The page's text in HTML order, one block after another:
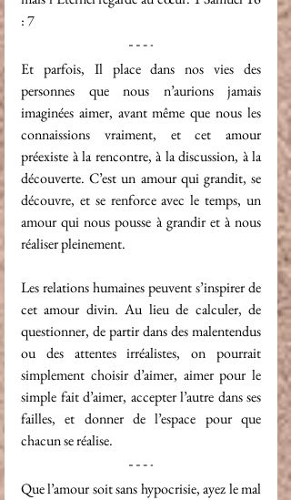
: 7
Et parfois, Il place dans nos vies des
personnes que nous n’aurions jamais
imaginées aimer, avant même que nous les
connaissions vraiment, et cet amour
préexiste à la rencontre, à la discussion, à la
découverte. C’est un amour qui grandit, se
découvre, et se renforce avec le temps, un
amour qui nous pousse à grandir et à nous
réaliser pleinement.
Les relations humaines peuvent s’inspirer de
cet amour divin. Au lieu de calculer, de
questionner, de partir dans des malentendus
ou des attentes irréalistes, on pourrait
simplement choisir d’aimer, aimer pour le
simple fait d’aimer, accepter l’autre dans ses
failles, et donner de l’espace pour que
chacun se réalise.
Que l’amour soit sans hypocrisie, ayez le mal